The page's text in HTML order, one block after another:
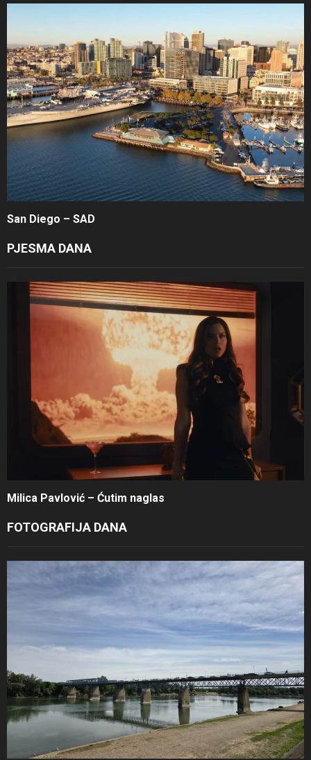
San Diego – SAD
PJESMA DANA
Milica Pavlović – Ćutim naglas
FOTOGRAFIJA DANA